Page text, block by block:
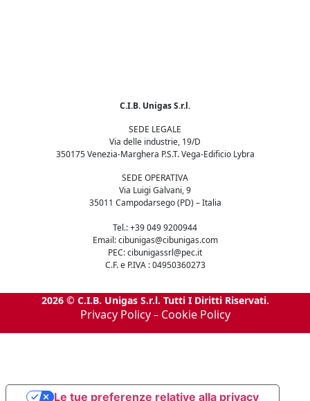
C.I.B. Unigas S.r.l.
SEDE LEGALE
Via delle industrie, 19/D
350175 Venezia-Marghera P.S.T. Vega-Edificio Lybra
SEDE OPERATIVA
Via Luigi Galvani, 9
35011 Campodarsego (PD) – Italia
Tel.: +39 049 9200944
Email: cibunigas@cibunigas.com
PEC: cibunigassrl@pec.it
C.F. e P.IVA : 04950360273
2026 © C.I.B. Unigas S.r.l. Tutti I Diritti Riservati.
Privacy Policy– Cookie Policy
Le tue preferenze relative alla privacy